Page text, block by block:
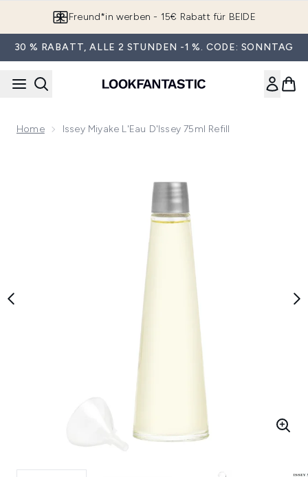
Freund*in werben - 15€ Rabatt für BEIDE
30 % RABATT, ALLE 2 STUNDEN -1 %. CODE: SONNTAG
Home Issey Miyake L'Eau D'Issey 75ml Refill